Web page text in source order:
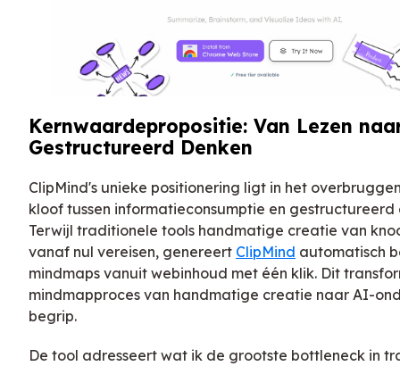
Kernwaardepropositie: Van Lezen
Gestructureerd Denken
ClipMind's unieke positionering ligt in het
kloof tussen informatieconsumptie en gestructureerd
Terwijl traditionele tools handmatige creatie van
vanaf nul vereisen, genereert ClipMind automatisch
mindmaps vanuit webinhoud met één klik. Dit
mindmapproces van handmatige creatie naar AI-
begrip.
De tool adresseert wat ik de grootste bottleneck in